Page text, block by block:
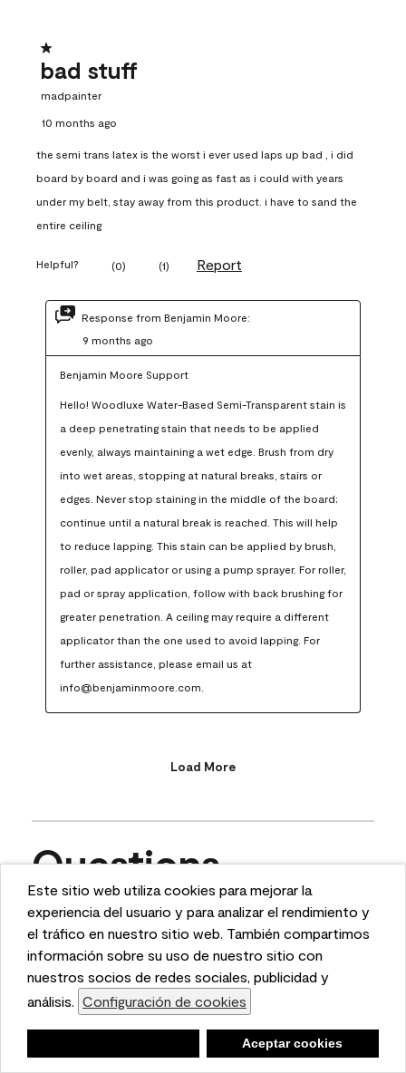
This website uses cookies to enhance user experience
and to analyze performance and traffic on our website.
We also share information about your use of our site
with our social media, advertising, and analytics
partners. Cookie Settings
Accept Cookies
Este sitio web utiliza cookies para mejorar la
experiencia del usuario y para analizar el rendimiento y
el tráfico en nuestro sitio web. También compartimos
información sobre su uso de nuestro sitio con
nuestros socios de redes sociales, publicidad y
análisis. Configuración de cookies
Aceptar cookies
1 out of 5 stars.
bad stuff
madpainter
10 months ago
the semi trans latex is the worst i ever used laps up bad , i did
board by board and i was going as fast as i could with years
under my belt, stay away from this product. i have to sand the
entire ceiling
Helpful? (0) (1) Report
Response from Benjamin Moore:
9 months ago
Benjamin Moore Support
Hello! Woodluxe Water-Based Semi-Transparent stain is
a deep penetrating stain that needs to be applied
evenly, always maintaining a wet edge. Brush from dry
into wet areas, stopping at natural breaks, stairs or
edges. Never stop staining in the middle of the board;
continue until a natural break is reached. This will help
to reduce lapping. This stain can be applied by brush,
roller, pad applicator or using a pump sprayer. For roller,
pad or spray application, follow with back brushing for
greater penetration. A ceiling may require a different
applicator than the one used to avoid lapping. For
further assistance, please email us at
info@benjaminmoore.com.
Load More
Questions
Ask a question
1 - 10 of 11 Questions